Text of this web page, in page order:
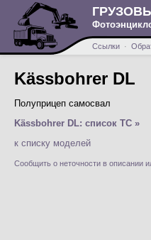
Ссылки ·
Kässbohrer DL
Полуприцеп самосвал
Kässbohrer DL: список ТС »
к списку моделей
Сообщить о неточности в описании